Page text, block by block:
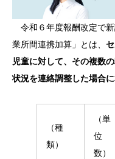
令和６年度報酬改定で
業所間連携加算」とは、
児童に対して、その複数
状況を連絡調整した場合
（種
類）
（単
位
数）